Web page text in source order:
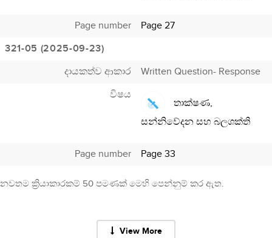
Page number
Page 27
321-05 (2025-09-23)
දායකත්ව ආකාර
Written Question- Response
විෂය
තාක්ෂණ,
සන්නිවේදන සහ බලශක්ති
Page number Page 33
නවතම ක්‍රියාකාරකම් 50 පමණක් මෙහි පෙන්නුම් කර ඇත.
View More